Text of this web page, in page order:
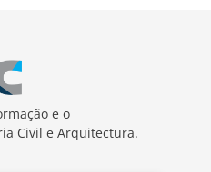
e o
Civil e Arquitectura.